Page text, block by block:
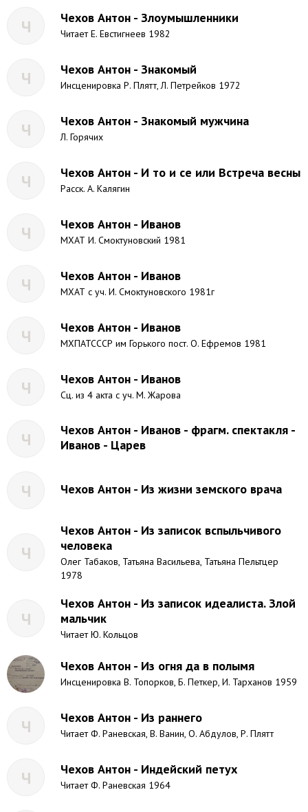
Ч Чехов Антон - Злоумышленники
Читает Е. Евстигнеев 1982
Ч Чехов Антон - Знакомый
Инсценировка Р. Плятт, Л. Петрейков 1972
Ч Чехов Антон - Знакомый мужчина
Л. Горячих
Ч Чехов Антон - И то и се или Встреча весны
Расск. А. Калягин
Ч Чехов Антон - Иванов
МХАТ И. Смоктуновский 1981
Ч Чехов Антон - Иванов
МХАТ с уч. И. Смоктуновского 1981г
Ч Чехов Антон - Иванов
МХПАТСССР им Горького пост. О. Ефремов 1981
Ч Чехов Антон - Иванов
Сц. из 4 акта с уч. М. Жарова
Ч
Чехов Антон - Иванов - фрагм. спектакля -
Иванов - Царев
Ч Чехов Антон - Из жизни земского врача
Ч
Чехов Антон - Из записок вспыльчивого
человека
Олег Табаков, Татьяна Васильева, Татьяна Пельтцер
1978
Ч
Чехов Антон - Из записок идеалиста. Злой
мальчик
Читает Ю. Кольцов
Чехов Антон - Из огня да в полымя
Инсценировка В. Топорков, Б. Петкер, И. Тарханов 1959
Ч Чехов Антон - Из раннего
Читает Ф. Раневская, В. Ванин, О. Абдулов, Р. Плятт
Ч Чехов Антон - Индейский петух
Читает Ф. Раневская 1964